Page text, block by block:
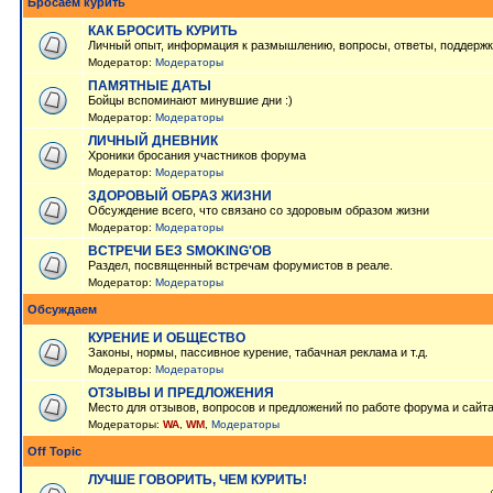
КАК БРОСИТЬ КУРИТЬ
Личный опыт, информация к размышлению, вопросы, ответы,
Модератор: Модераторы
ПАМЯТНЫЕ ДАТЫ
Бойцы вспоминают минувшие дни :)
Модератор: Модераторы
ЛИЧНЫЙ ДНЕВНИК
Хроники бросания участников форума
Модератор: Модераторы
ЗДОРОВЫЙ ОБРАЗ ЖИЗНИ
Обсуждение всего, что связано со здоровым образом жизни
Модератор: Модераторы
ВСТРЕЧИ БЕЗ SMOKING'OB
Раздел, посвященный встречам форумистов в реале.
Модератор: Модераторы
Обсуждаем
КУРЕНИЕ И ОБЩЕСТВО
Законы, нормы, пассивное курение, табачная реклама и т.д.
Модератор: Модераторы
ОТЗЫВЫ И ПРЕДЛОЖЕНИЯ
Место для отзывов, вопросов и предложений по работе форума и сайта
Модераторы: WA WM Модераторы
Off Topic
ЛУЧШЕ ГОВОРИТЬ, ЧЕМ КУРИТЬ!